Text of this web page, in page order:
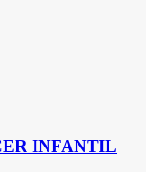
INFANTIL